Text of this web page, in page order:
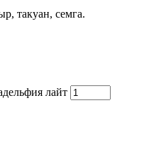
такуан, семга.
лайт